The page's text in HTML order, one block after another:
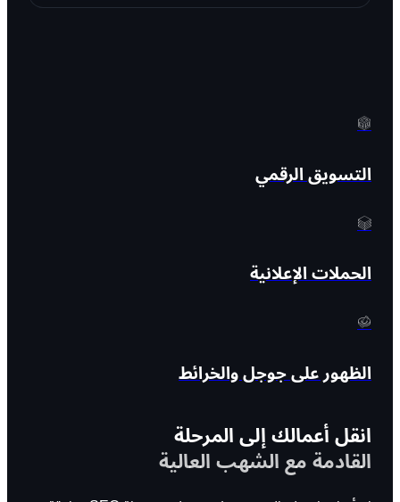
التسويق الرقمي
الحملات الإعلانية
الظهور على جوجل والخرائط
انقل أعمالك إلى المرحلة
القادمة مع الشهب العالية